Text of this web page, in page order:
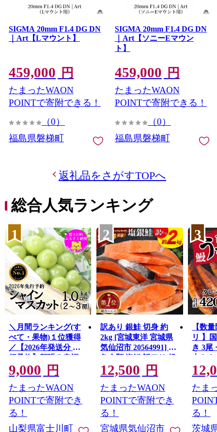
SIGMA 20mm F1.4 DG DN
｜Art【Lマウント】
459,000 円
たまったWAON
POINTで寄附できる！
（0）
福島県磐梯町
SIGMA 20mm F1.4 DG DN
｜Art【ソニーEマウン
ト】
459,000 円
たまったWAON
POINTで寄附できる！
（0）
福島県磐梯町
返礼品をさがすTOPへ
総合人気ランキング
1
＼月間ランキング(す
べて・果物)１位獲得
／【2026年発送分 先
行予約】頬張る幸福
感 〜緑の宝石・ シ
ャインマスカット 〜
１ｋｇ以上（２〜３
房） フルーツ 山梨県
産 果物 くだもの シャ
イン マスカット ぶど
う ブドウ 葡萄 大粒 種
9,000 円
たまったWAON
POINTで寄附でき
る！
山梨県富士川町
2
訳あり 銀鮭 切身 約
2kg [宮城東洋 宮城県
気仙沼市 20564991] 鮭
魚介類 海鮮 訳アリ 規
格外 不揃い さけ サケ
鮭切身 シャケ 切り身
冷凍 家庭用 おかず 弁
当 支援 サーモン 銀鮭
切り身 魚 わけあり
12,500 円
たまったWAON
POINTで寄附でき
る！
宮城県気仙沼市
3
【数
リ 】
き 3尾
大き
レ・
鰻 ふ
な重
茨城
と納
たま
る！
茨城